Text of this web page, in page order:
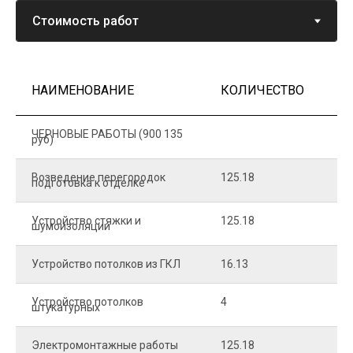
НАИМЕНОВАНИЕ КОЛИЧЕСТВО
ЧЕРНОВЫЕ РАБОТЫ (900 135
руб)
Возведение перегородок
подготовка к отделке 125.18
Устройство стяжки и
шумоизоляции 125.18
Устройство потолков из ГКЛ 16.13
Устройство потолков
штукатурных 4
Электромонтажные работы 125.18